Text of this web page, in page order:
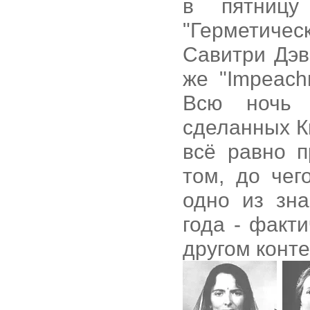
в пятницу
Савитри
же
Всю ночь
сделанных
всё равно
том, до
одно из
года -
другом